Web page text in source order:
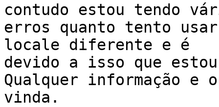
contudo estou tendo
erros quanto tento
locale diferente e é
devido a isso que
Qualquer informação e
vinda.